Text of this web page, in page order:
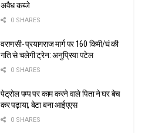
अवैध कब्जे
0 SHARES
वराणसी- प्रयागराज मार्ग पर 160 किमी/घं की
गति से चलेगी ट्रेन: अनुप्रिया पटेल
0 SHARES
पेट्रोल पम्प पर काम करने वाले पिता ने घर बेच
कर पढ़ाया, बेटा बना आईएएस
0 SHARES